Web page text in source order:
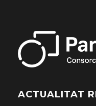
ACTUALITAT